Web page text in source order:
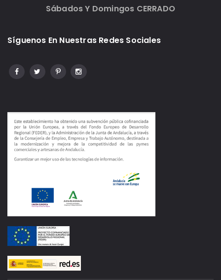
Sábados Y Domingos CERRADO
Síguenos En Nuestras Redes Sociales